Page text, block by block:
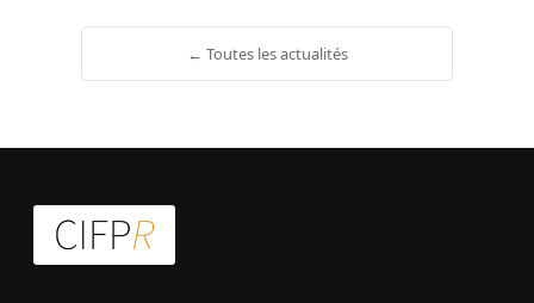
← Toutes les actualités